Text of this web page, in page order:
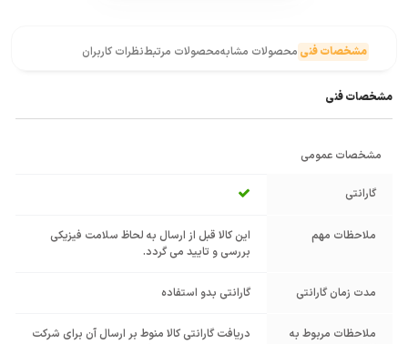
مشخصات فنی محصولات مشابهمحصولات مرتبطنظرات کاربران
مشخصات فنی
مشخصات عمومی
گارانتی
ملاحظات مهم
این کالا قبل از ارسال به لحاظ سلامت فیزیکی
بررسی و تایید می گردد.
مدت زمان گارانتی گارانتی بدو استفاده
ملاحظات مربوط به
دریافت گارانتی کالا منوط بر ارسال آن برای شرکت